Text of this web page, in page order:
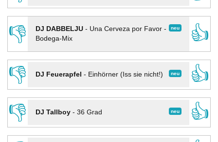
👎
neu
DJ DABBELJU- Una Cerveza por Favor -
Bodega-Mix
👍
👎
neu
DJ Feuerapfel - Einhörner (Iss sie nicht!)
👍
👎
neu
DJ Tallboy- 36 Grad
👍